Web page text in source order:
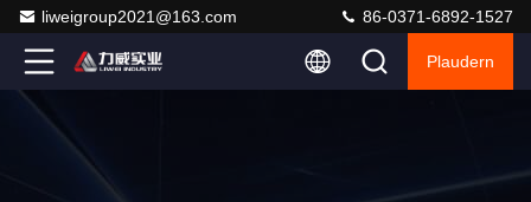
liweigroup2021@163.com 86-0371-6892-1527
Plaudern